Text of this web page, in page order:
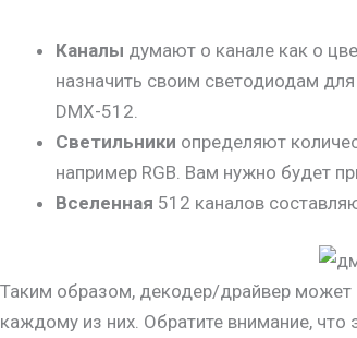
Каналы думают о канале как о
назначить своим светодиодам
DMX-512.
Светильники определяют
например RGB. Вам нужно будет
Вселенная 512 каналов
Таким образом, декодер/драйвер может
каждому из них. Обратите внимание,